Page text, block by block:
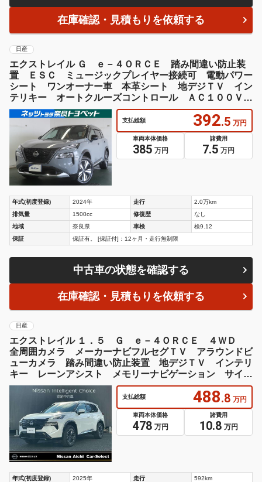
在庫確認・見積もりを依頼する
日産
エクストレイル Ｇ ｅ－４ＯＲＣＥ 踏み間違い防止装
置 ＥＳＣ ミュージックプレイヤー接続可 電動パワー
シート ワンオーナー車 本革シート 地デジＴＶ イン
テリキー オートクルーズコントロール ＡＣ１００Ｖ電
源 メモリーナビゲーション
支払総額 392.5 万円
車両本体価格
385 万円
諸費用
7.5 万円
年式(初度登録) 2024年 走行
2.0万km
排気量
1500cc 修復歴
なし
地域
奈良県 車検
検9.12
保証
保証有。 [保証付]：12ヶ月・走行無制限
中古車の状態を確認する
在庫確認・見積もりを依頼する
日産
エクストレイル １．５ Ｇ ｅ－４ＯＲＣＥ ４ＷＤ
全周囲カメラ メーカーナビフルセグＴＶ アラウンドビ
ューカメラ 踏み間違い防止装置 地デジＴＶ インテリ
キー レーンアシスト メモリーナビゲーション サイド
エアバック パーキングアシスト ＬＥＤヘット
支払総額 488.8 万円
車両本体価格
478 万円
諸費用
10.8 万円
年式(初度登録) 2025年 走行
592km